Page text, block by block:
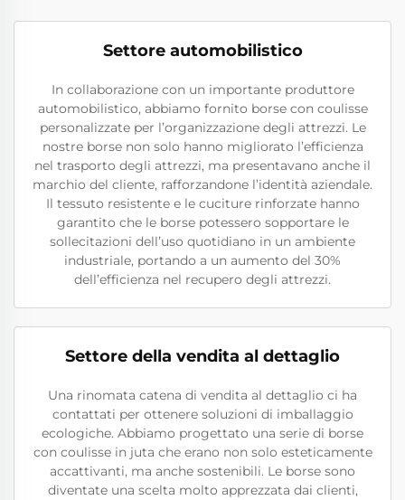
Settore automobilistico
In collaborazione con un importante produttore
automobilistico, abbiamo fornito borse con coulisse
personalizzate per l’organizzazione degli attrezzi. Le
nostre borse non solo hanno migliorato l’efficienza
nel trasporto degli attrezzi, ma presentavano anche il
marchio del cliente, rafforzandone l’identità aziendale.
Il tessuto resistente e le cuciture rinforzate hanno
garantito che le borse potessero sopportare le
sollecitazioni dell’uso quotidiano in un ambiente
industriale, portando a un aumento del 30%
dell’efficienza nel recupero degli attrezzi.
Settore della vendita al dettaglio
Una rinomata catena di vendita al dettaglio ci ha
contattati per ottenere soluzioni di imballaggio
ecologiche. Abbiamo progettato una serie di borse
con coulisse in juta che erano non solo esteticamente
accattivanti, ma anche sostenibili. Le borse sono
diventate una scelta molto apprezzata dai clienti,